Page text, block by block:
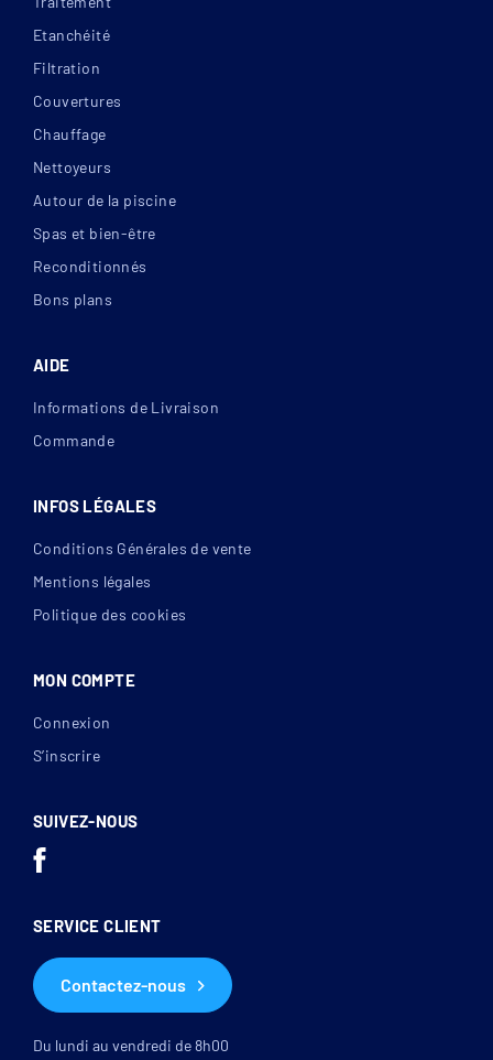
Sun Evo
façade
Les diamètres d'enroulement des volets
Etanchéité
Filtration
Couvertures
Chauffage
Nettoyeurs
Autour de la piscine
Spas et bien-être
Reconditionnés
Bons plans
AIDE
Informations de Livraison
Commande
INFOS LÉGALES
Conditions Générales de vente
Mentions légales
Politique des cookies
MON COMPTE
Connexion
S’inscrire
SUIVEZ-NOUS
SERVICE CLIENT
Contactez-nous
Du lundi au vendredi de 8h00